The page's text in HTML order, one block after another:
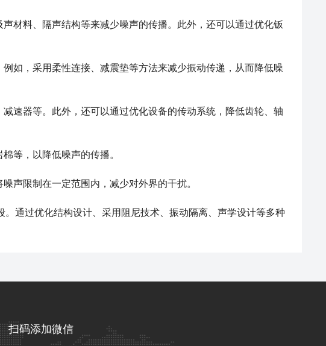
料、隔声结构等来减少噪声的传播。此外，还可以通过优化钣
，采用柔性连接、减震垫等方法来减少振动传递，从而降低噪
器等。此外，还可以通过优化设备的传动系统，降低齿轮、轴
等，以降低噪声的传播。
限制在一定范围内，减少对外界的干扰。
通过优化结构设计、采用阻尼技术、振动隔离、声学设计等多种
扫码添加微信